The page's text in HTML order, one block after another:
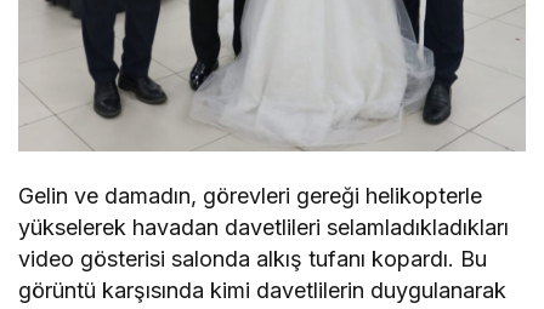
Gelin ve damadın, görevleri gereği helikopterle
yükselerek havadan davetlileri selamladıkladıkları
video gösterisi salonda alkış tufanı kopardı. Bu
görüntü karşısında kimi davetlilerin duygulanarak